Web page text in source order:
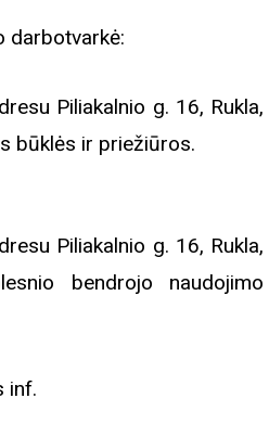
darbotvarkė:
Piliakalnio g. 16, Rukla,
būklės ir priežiūros.
Piliakalnio g. 16, Rukla,
bendrojo naudojimo
inf.